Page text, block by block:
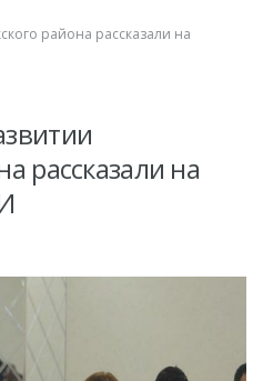
роста
района
района рассказали на
рассказали на